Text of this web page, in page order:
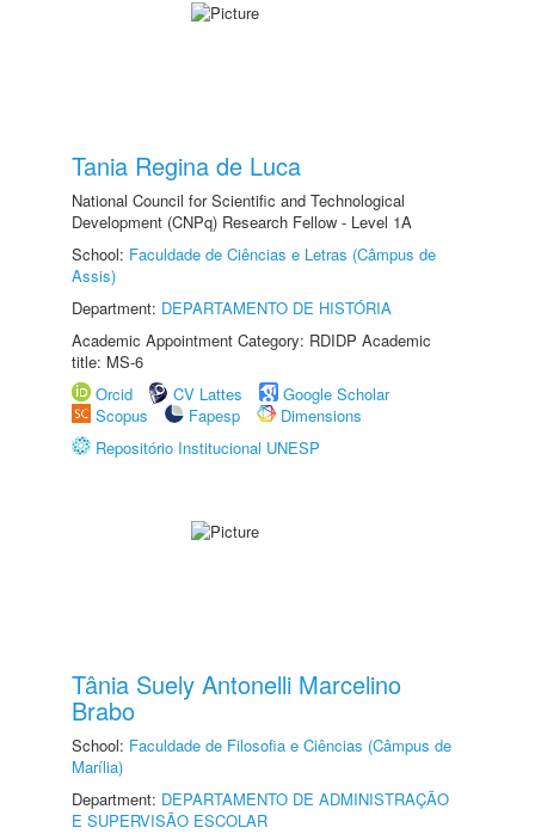
Tania Regina de Luca
National Council for Scientific and Technological
Development (CNPq) Research Fellow - Level 1A
School: Faculdade de Ciências e Letras (Câmpus de
Assis)
Department: DEPARTAMENTO DE HISTÓRIA
Academic Appointment Category: RDIDP Academic
title: MS-6
Orcid
CV Lattes
Google Scholar
Scopus
Fapesp
Dimensions
Repositório Institucional UNESP
Tânia Suely Antonelli Marcelino
Brabo
School: Faculdade de Filosofia e Ciências (Câmpus de
Marília)
Department: DEPARTAMENTO DE ADMINISTRAÇÃO
E SUPERVISÃO ESCOLAR